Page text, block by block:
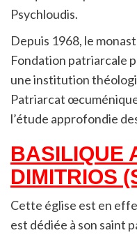
Psychloudis.
Depuis 1968, le
Fondation patriarcale
une institution
Patriarcat
l’étude approfondie
BASILIQUE
DIMITRIOS
Cette église est en
est dédiée à son saint